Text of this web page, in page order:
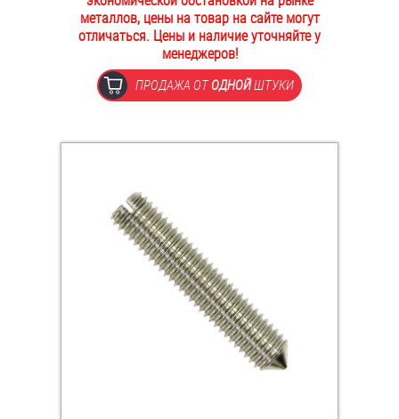
ОПЛАТА И ДОСТАВКА
Втулки
Заклепки (Гайки-Заклепки)
Крюки, кольца с метрической резьбой
металлов, цены на товар на сайте могут
отличаться. Цены и наличие уточняйте у
менеджеров!
ПРОДАЖА ОТОДНОЙШТУКИ